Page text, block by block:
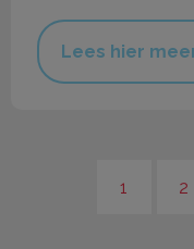
Lees hier
1 2